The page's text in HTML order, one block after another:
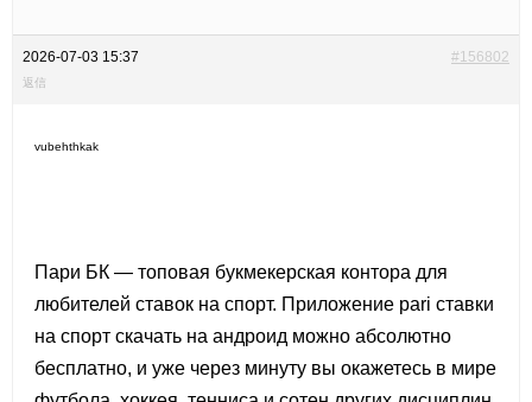
2026-07-03 15:37 #156802
返信
vubehthkak
Пари БК — топовая букмекерская контора для
любителей ставок на спорт. Приложение pari ставки
на спорт скачать на андроид можно абсолютно
бесплатно, и уже через минуту вы окажетесь в мире